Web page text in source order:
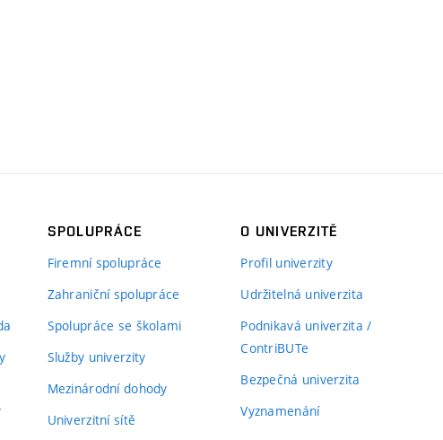
SPOLUPRÁCE
Firemní spolupráce
Zahraniční spolupráce
Spolupráce se školami
Služby univerzity
Mezinárodní dohody
Univerzitní sítě
O UNIVERZITĚ
Profil univerzity
Udržitelná univerzita
Podnikavá univerzita /
ContriBUTe
Bezpečná univerzita
Vyznamenání